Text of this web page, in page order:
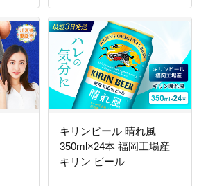
キリンビール 晴れ風
350ml×24本 福岡工場産
キリン ビール